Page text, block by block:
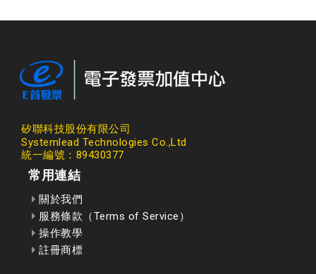
矽聯科技股份有限公司
Systemlead Technologies Co.,Ltd
統一編號：89430377
常用連結
關於我們
服務條款（Terms of Service）
操作教學
註冊商標